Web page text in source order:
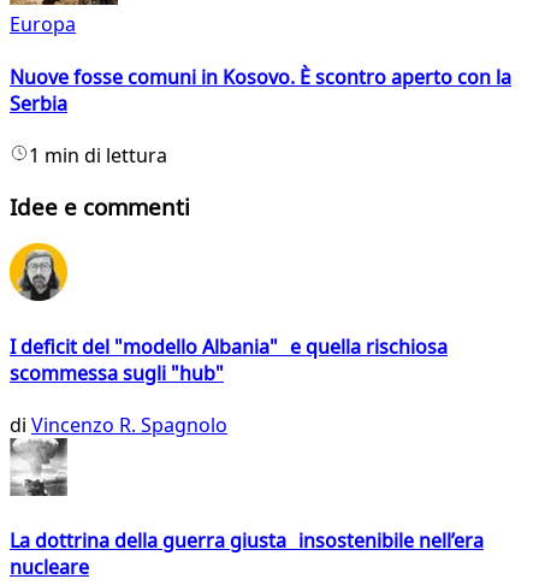
Europa
Nuove fosse comuni in Kosovo. È scontro aperto con la
Serbia
1 min di lettura
Idee e commenti
I deficit del "modello Albania" e quella rischiosa
scommessa sugli "hub"
di Vincenzo R. Spagnolo
La dottrina della guerra giusta insostenibile nell’era
nucleare